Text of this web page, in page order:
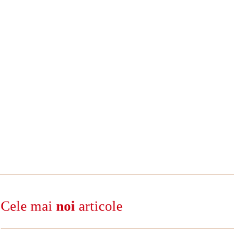
Cele mai noi articole